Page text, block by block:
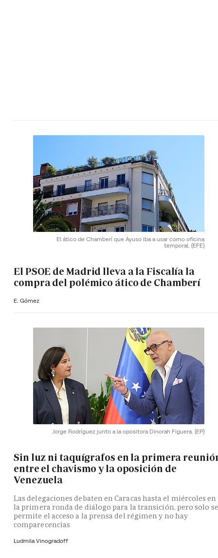
El ático de Chamberí que Ayuso iba a usar como oficina
temporal. (EFE)
El PSOE de Madrid lleva a la Fiscalía la
compra del polémico ático de Chamberí
E. Gómez
Jorge Rodríguez junto a la opositora Dinorah Figuera. (EP)
Sin luz ni taquígrafos en la primera
entre el chavismo y la oposición de
Venezuela
Las delegaciones debaten en Caracas hasta el miércoles en
la primera ronda de diálogo para la transición, pero solo se
permite el acceso a la prensa del régimen y no hay
comparecencias
Ludmila Vinogradoff